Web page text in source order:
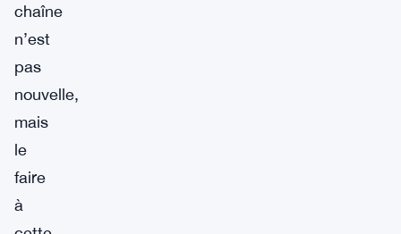
chaîne
n’est
pas
nouvelle,
mais
le
faire
à